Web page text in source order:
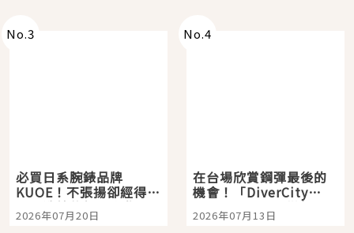
No.3
必買日系腕錶品牌
KUOE！不張揚卻經得起
時間洗鍊的經典之作五
選
2026年07月20日
No.4
在台場欣賞鋼彈最後的
機會！「DiverCity
Tokyo Plaza」搭船、
購物、美食及夜景，一
2026年07月13日